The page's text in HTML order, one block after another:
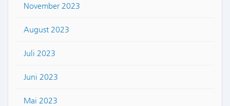
November 2023
August 2023
Juli 2023
Juni 2023
Mai 2023